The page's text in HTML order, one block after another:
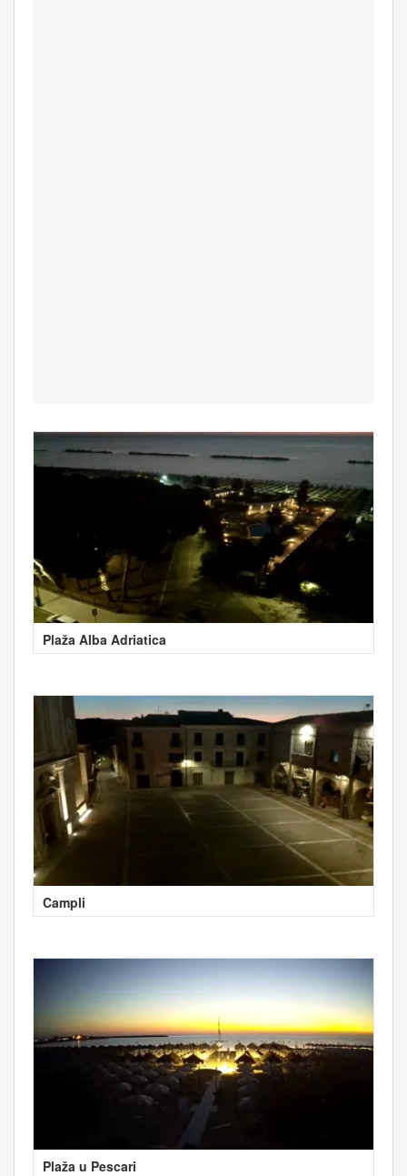
Plaža Alba Adriatica
Campli
Plaža u Pescari